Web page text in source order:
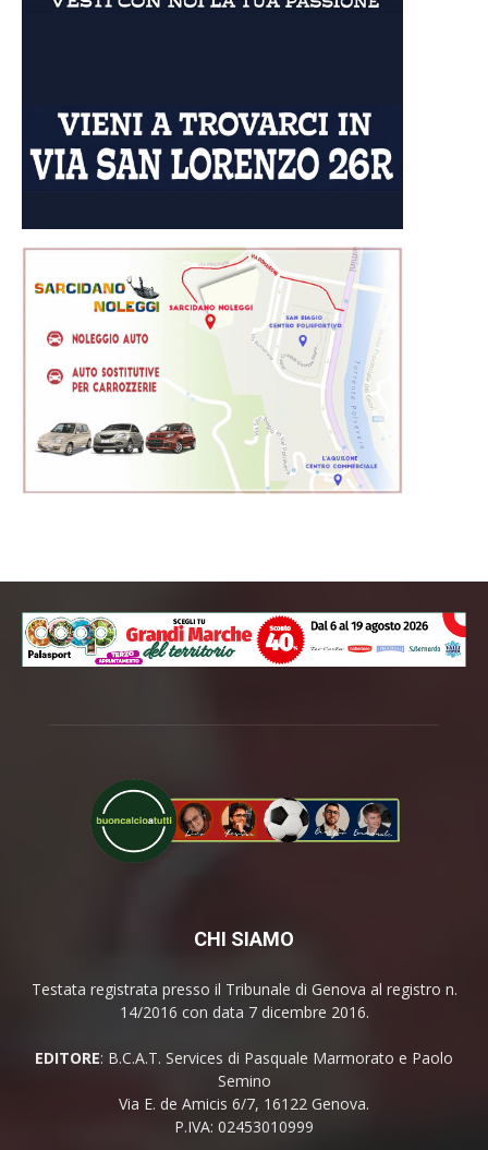
CHI SIAMO
Testata registrata presso il Tribunale di Genova al registro n.
14/2016 con data 7 dicembre 2016.
EDITORE: B.C.A.T. Services di Pasquale Marmorato e Paolo
Semino
Via E. de Amicis 6/7, 16122 Genova.
P.IVA: 02453010999